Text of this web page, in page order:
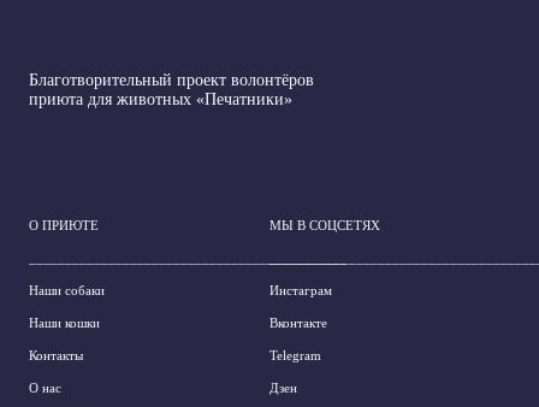
Благотворительный проект волонтёров
приюта для животных «Печатники»
О ПРИЮТЕ
Наши собаки
Наши кошки
Контакты
О нас
МЫ В СОЦСЕТЯХ
Инстаграм
Вконтакте
Telegram
Дзен